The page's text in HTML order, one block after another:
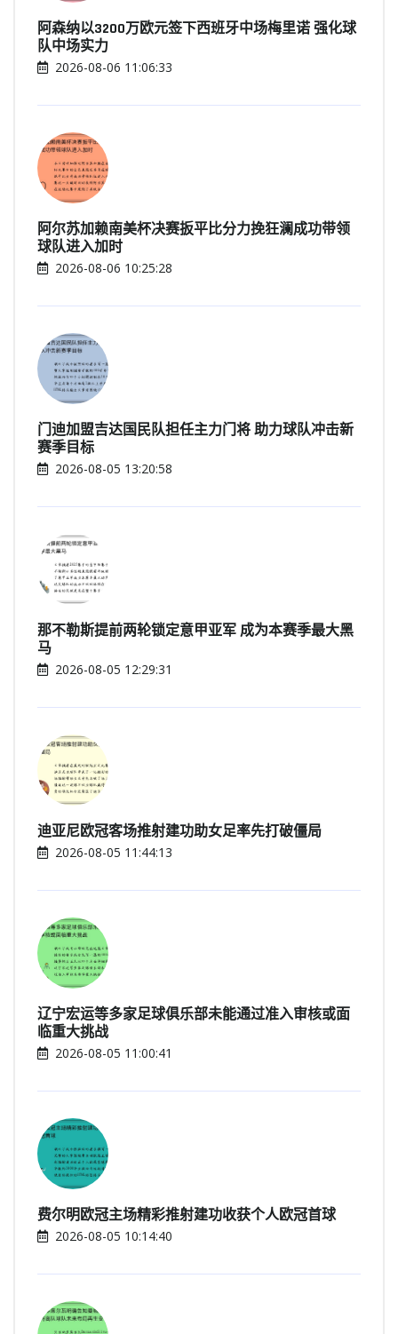
阿森纳以3200万欧元签下西班牙中场梅里诺 强化球
队中场实力
2026-08-06 11:06:33
阿尔苏加赖南美杯决赛扳平比分力挽狂澜成功带领
球队进入加时
2026-08-06 10:25:28
门迪加盟吉达国民队担任主力门将 助力球队冲击新
赛季目标
2026-08-05 13:20:58
那不勒斯提前两轮锁定意甲亚军 成为本赛季最大黑
马
2026-08-05 12:29:31
迪亚尼欧冠客场推射建功助女足率先打破僵局
2026-08-05 11:44:13
辽宁宏运等多家足球俱乐部未能通过准入审核或面
临重大挑战
2026-08-05 11:00:41
费尔明欧冠主场精彩推射建功收获个人欧冠首球
2026-08-05 10:14:40